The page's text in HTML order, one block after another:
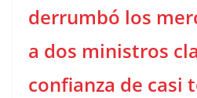
derrumbó los
a dos ministros
confianza de casi